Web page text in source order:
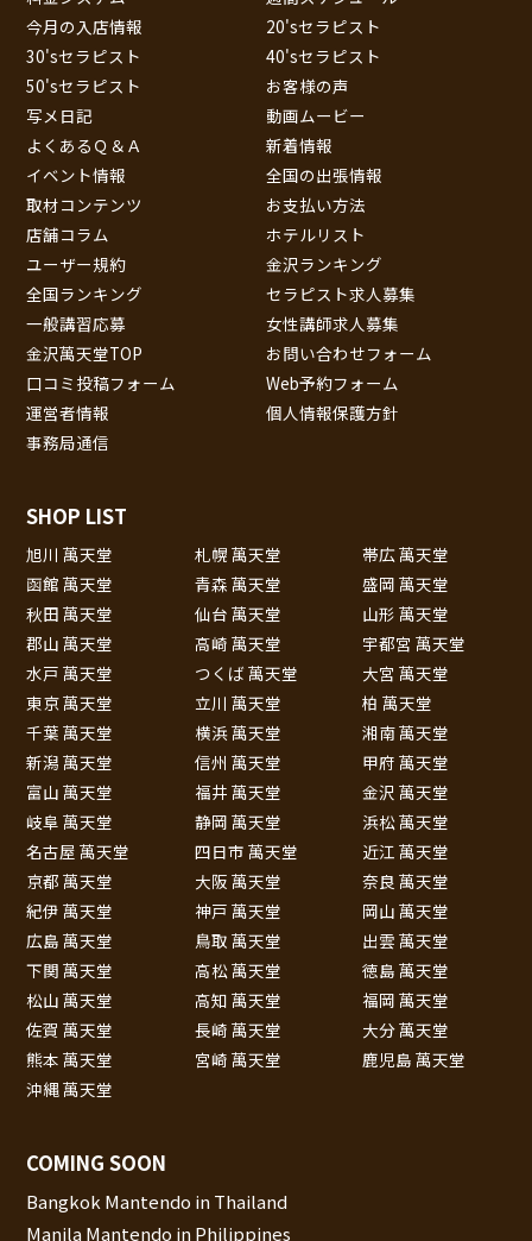
今月の入店情報
20'sセラピスト
30'sセラピスト
40'sセラピスト
50'sセラピスト
お客様の声
写メ日記
動画ムービー
よくあるＱ＆Ａ
新着情報
イベント情報
全国の出張情報
取材コンテンツ
お支払い方法
店舗コラム
ホテルリスト
ユーザー規約
金沢ランキング
全国ランキング
セラピスト求人募集
一般講習応募
女性講師求人募集
金沢萬天堂TOP
お問い合わせフォーム
口コミ投稿フォーム
Web予約フォーム
運営者情報
個人情報保護方針
事務局通信
SHOP LIST
旭川 萬天堂 札幌 萬天堂
帯広 萬天堂
函館 萬天堂
青森 萬天堂
盛岡 萬天堂
秋田 萬天堂
仙台 萬天堂
山形 萬天堂
郡山 萬天堂
高崎 萬天堂
宇都宮 萬天堂
水戸 萬天堂
つくば 萬天堂
大宮 萬天堂
東京 萬天堂
立川 萬天堂
柏 萬天堂
千葉 萬天堂
横浜 萬天堂
湘南 萬天堂
新潟 萬天堂
信州 萬天堂
甲府 萬天堂
富山 萬天堂
福井 萬天堂
金沢 萬天堂
岐阜 萬天堂
静岡 萬天堂
浜松 萬天堂
名古屋 萬天堂
四日市 萬天堂
近江 萬天堂
京都 萬天堂
大阪 萬天堂
奈良 萬天堂
紀伊 萬天堂
神戸 萬天堂
岡山 萬天堂
広島 萬天堂
鳥取 萬天堂
出雲 萬天堂
下関 萬天堂
高松 萬天堂
徳島 萬天堂
松山 萬天堂
高知 萬天堂
福岡 萬天堂
佐賀 萬天堂
長崎 萬天堂
大分 萬天堂
熊本 萬天堂
宮崎 萬天堂
鹿児島 萬天堂
沖縄 萬天堂
COMING SOON
Bangkok Mantendo in Thailand
Manila Mantendo in Philippines